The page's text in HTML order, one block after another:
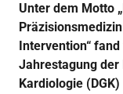
Unter dem Motto
Intervention“
Jahrestagung der
Kardiologie